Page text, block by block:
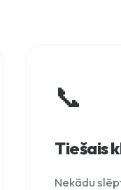
📞
Tiešais
Nekādu